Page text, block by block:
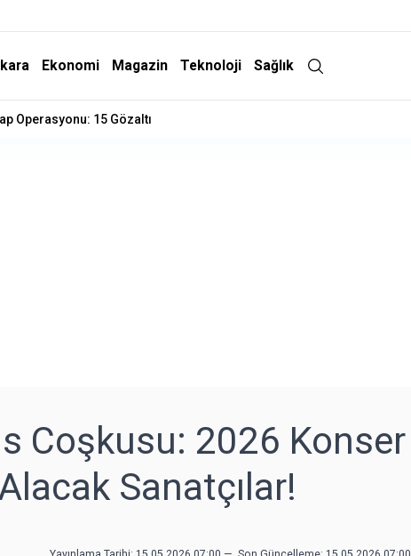
Ekonomi Magazin Teknoloji Sağlık
Operasyonu: 15 Gözaltı
Coşkusu: 2026 Konser
Sanatçılar!